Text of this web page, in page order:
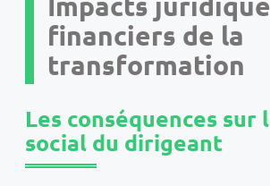
financiers de la
transformation
Les conséquences sur
social du dirigeant